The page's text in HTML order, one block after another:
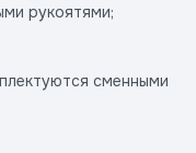
рукоятями;
сменными